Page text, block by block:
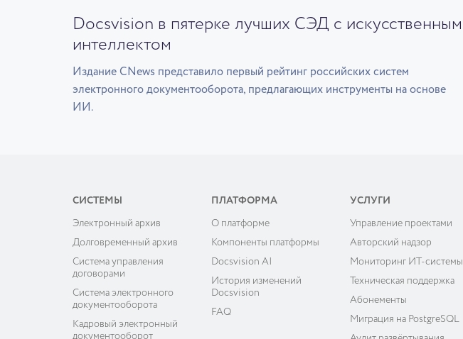
Docsvision в пятерке лучших СЭД с искусственным
интеллектом
Издание CNews представило первый рейтинг российских систем
электронного документооборота, предлагающих инструменты на основе
ИИ.
СИСТЕМЫ
Электронный архив
Долговременный архив
Система управления
договорами
Система электронного
документооборота
Кадровый электронный
документооборот
ПЛАТФОРМА
О платформе
Компоненты платформы
Docsvision AI
История изменений
Docsvision
FAQ
УСЛУГИ
Управление проектами
Авторский надзор
Мониторинг ИТ-системы
Техническая поддержка
Абонементы
Миграция на PostgreSQL